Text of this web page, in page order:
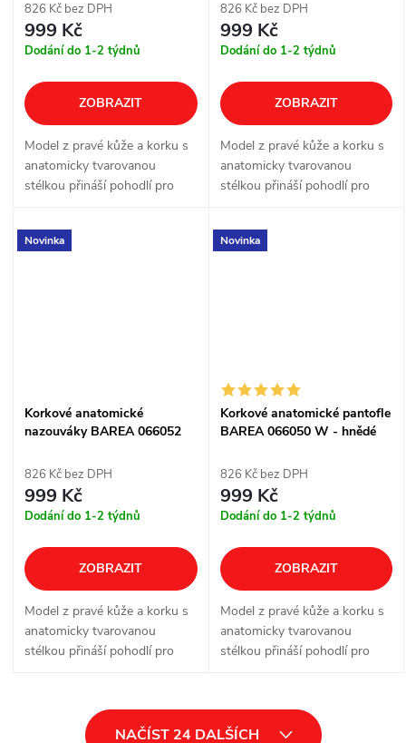
826 Kč bez DPH
999 Kč
Dodání do 1-2 týdnů
ZOBRAZIT
Model z pravé kůže a korku s
anatomicky tvarovanou
stélkou přináší pohodlí pro
práci i ve volném čase. Dva
kožené pásky podporují
826 Kč bez DPH
999 Kč
Dodání do 1-2 týdnů
ZOBRAZIT
Model z pravé kůže a korku s
anatomicky tvarovanou
stélkou přináší pohodlí pro
práci i ve volném čase. Dvě
nastavitelné přezky pomáhají
Novinka
Korkové anatomické
nazouváky BAREA 066052
826 Kč bez DPH
999 Kč
Dodání do 1-2 týdnů
ZOBRAZIT
Model z pravé kůže a korku s
anatomicky tvarovanou
stélkou přináší pohodlí pro
pásek přispívá k pohodlnému
usazení na...
Novinka
Korkové anatomické pantofle
BAREA 066050 W - hnědé
826 Kč bez DPH
999 Kč
Dodání do 1-2 týdnů
ZOBRAZIT
Model z pravé kůže a korku s
anatomicky tvarovanou
stélkou přináší pohodlí pro
nastavitelné přezky pomáhají
doladit...
NAČÍST 24 DALŠÍCH